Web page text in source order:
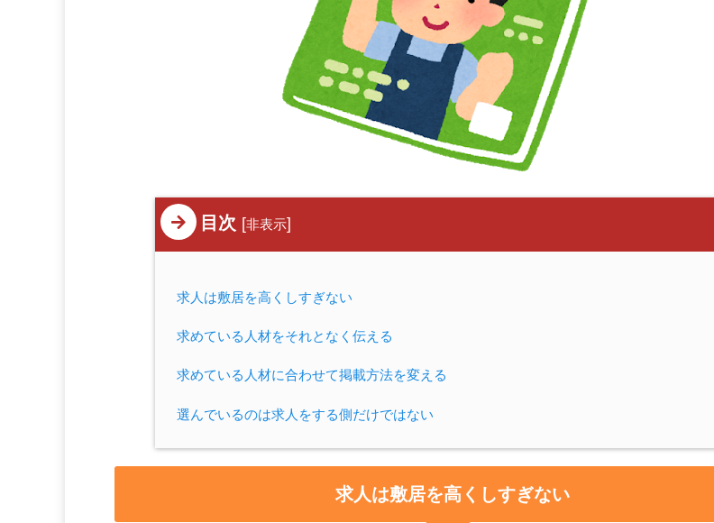
目次 [非表示]
求人は敷居を高くしすぎない
求めている人材をそれとなく伝える
求めている人材に合わせて掲載方法を変える
選んでいるのは求人をする側だけではない
求人は敷居を高くしすぎない